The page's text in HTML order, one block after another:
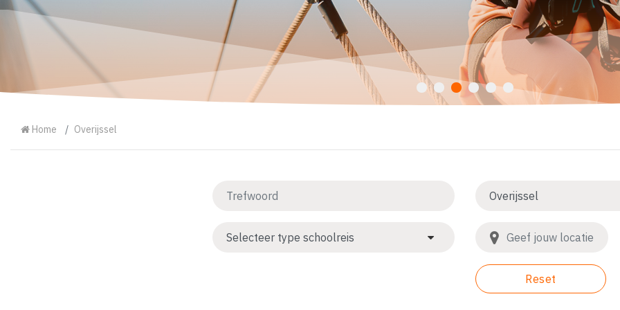
Home Overijssel
Reset